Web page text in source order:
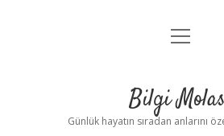
Anasayfa
Yasal Uyarı
menüyü
Bilgi
Günlük hayatın sıradan anlarını